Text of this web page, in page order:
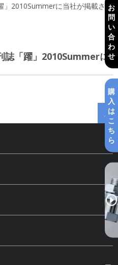
お
問
い
合
わ
せ
購
入
は
こ
ち
ら
」2010Summerに当社が掲載され
誌「躍」2010Summerに